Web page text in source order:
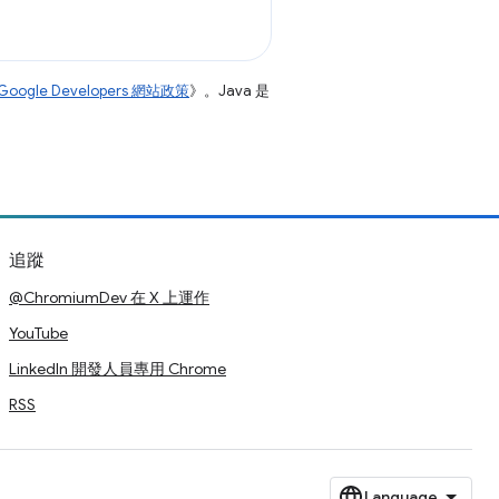
Developers 網站政策》。Java 是
追蹤
@ChromiumDev 在 X 上運作
YouTube
LinkedIn 開發人員專用 Chrome
RSS